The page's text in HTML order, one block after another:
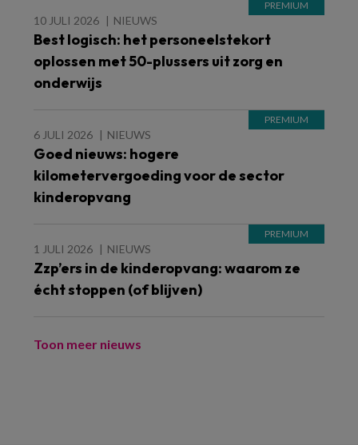
10 JULI 2026 NIEUWS
Best logisch: het personeelstekort
oplossen met 50-plussers uit zorg en
onderwijs
6 JULI 2026 NIEUWS
Goed nieuws: hogere
kilometervergoeding voor de sector
kinderopvang
1 JULI 2026 NIEUWS
Zzp’ers in de kinderopvang: waarom ze
écht stoppen (of blijven)
Toon meer nieuws